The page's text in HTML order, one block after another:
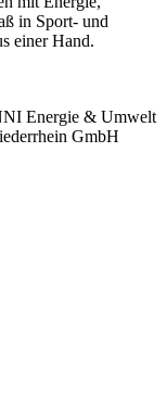
in Sport- und
einer Hand.
Energie & Umwelt
GmbH